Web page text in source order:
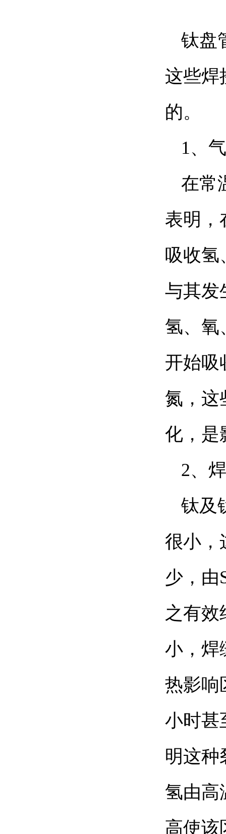
钛盘
这些焊
的。
1、
在常
表明，
吸收氢
与其发
氢、氧
开始吸
氮，这
化，是
2、
钛及
很小，
少，由
之有效
小，焊
热影响
小时甚
明这种
氢由高
高使该